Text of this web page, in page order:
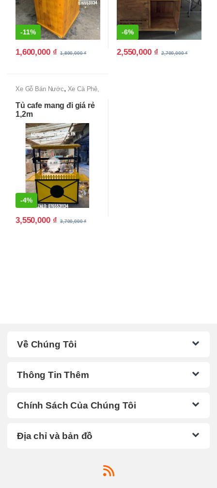
-11%
1,600,000 ₫ 1,800,000₫
-6%
2,550,000 ₫ 2,700,000₫
Xe Gỗ Bán Nước, Xe Cà Phê,
Tủ cafe mang đi giá rẻ
1,2m
-4%
3,550,000 ₫ 3,700,000₫
Về Chúng Tôi
Thông Tin Thêm
Chính Sách Của Chúng Tôi
Địa chỉ và bản đồ